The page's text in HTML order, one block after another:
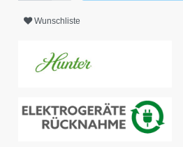
Wunschliste